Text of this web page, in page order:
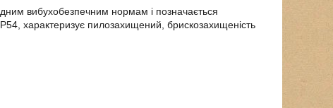
вибухобезпечним нормам і позначається
характеризує пилозахищений, брискозахищеність